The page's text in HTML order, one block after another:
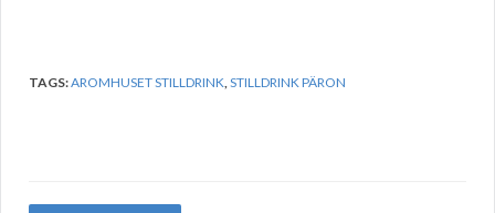
TAGS:AROMHUSET STILLDRINK,STILLDRINK PÄRON